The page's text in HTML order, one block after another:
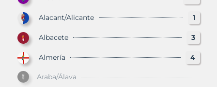
Alacant/Alicante 1
Albacete 3
Almería 4
Araba/Álava